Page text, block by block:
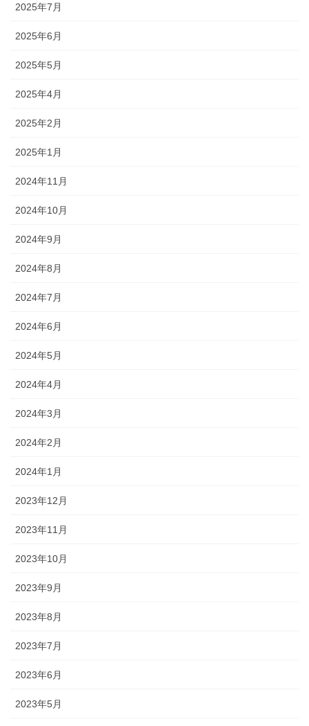
2025年7月
2025年6月
2025年5月
2025年4月
2025年2月
2025年1月
2024年11月
2024年10月
2024年9月
2024年8月
2024年7月
2024年6月
2024年5月
2024年4月
2024年3月
2024年2月
2024年1月
2023年12月
2023年11月
2023年10月
2023年9月
2023年8月
2023年7月
2023年6月
2023年5月